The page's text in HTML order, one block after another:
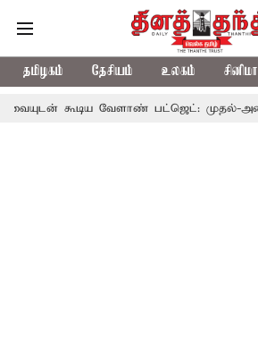
தமிழகம் தேசியம் உலகம் சினிமா
வேளாண் பட்ஜெட்: முதல்-அமைச்சர் விஜய்